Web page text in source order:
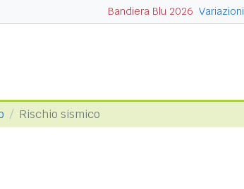
Bandiera Blu 2026 Variazioni
Rischio sismico